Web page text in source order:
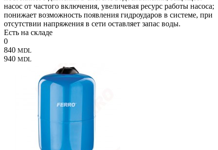
насос от частого включения, увеличевая ресурс работы насоса;
понижает возможность появления гидроударов в системе, при
отсутствии напряжения в сети оставляет запас воды.
Есть на складе
0
840 MDL
940 MDL